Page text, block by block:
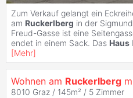
Zum Verkauf gelangt ein
am Ruckerlberg in der
Freud-Gasse ist eine
endet in einem Sack. Das Haus
[Mehr]
Wohnen am Ruckerlberg mit
8010 Graz / 145m² / 5 Zimmer